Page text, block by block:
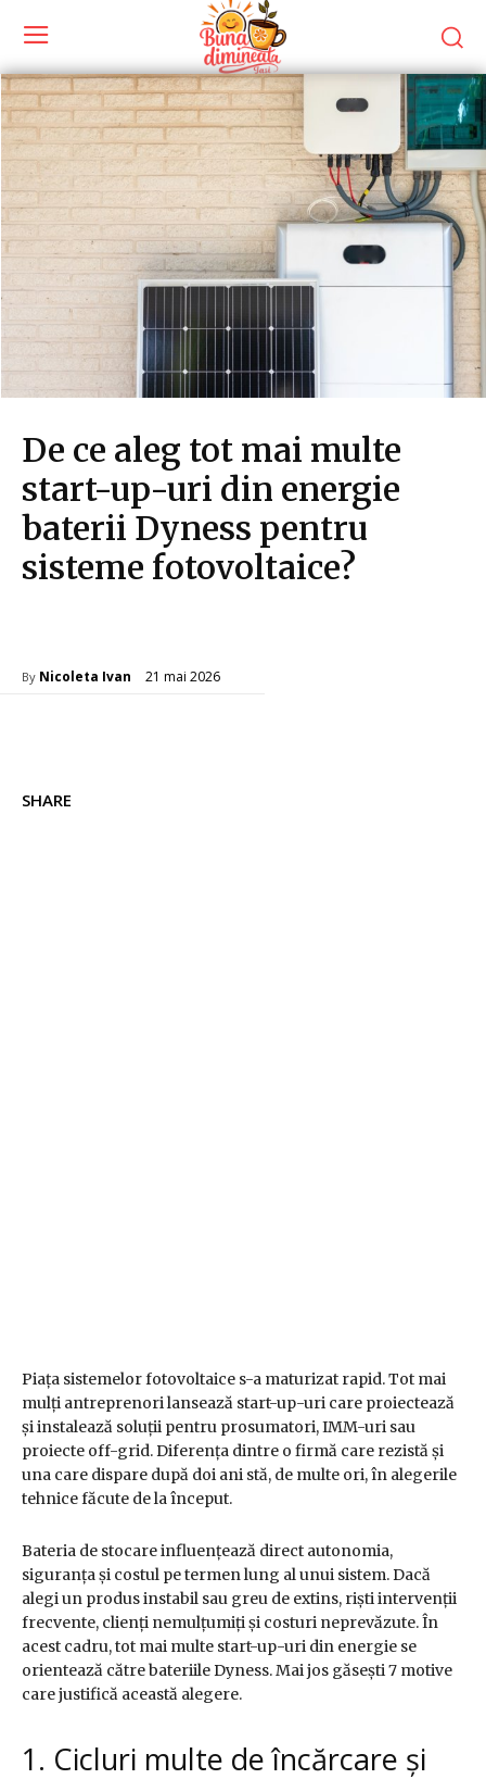
De ce aleg tot mai multe
start-up-uri din energie
baterii Dyness pentru
sisteme fotovoltaice?
By Nicoleta Ivan 21 mai 2026
SHARE
Piața sistemelor fotovoltaice s-a maturizat rapid. Tot mai
mulți antreprenori lansează start-up-uri care proiectează
și instalează soluții pentru prosumatori, IMM-uri sau
proiecte off-grid. Diferența dintre o firmă care rezistă și
una care dispare după doi ani stă, de multe ori, în alegerile
tehnice făcute de la început.
Bateria de stocare influențează direct autonomia,
siguranța și costul pe termen lung al unui sistem. Dacă
alegi un produs instabil sau greu de extins, riști intervenții
frecvente, clienți nemulțumiți și costuri neprevăzute. În
acest cadru, tot mai multe start-up-uri din energie se
orientează către bateriile Dyness. Mai jos găsești 7 motive
care justifică această alegere.
1. Cicluri multe de încărcare și